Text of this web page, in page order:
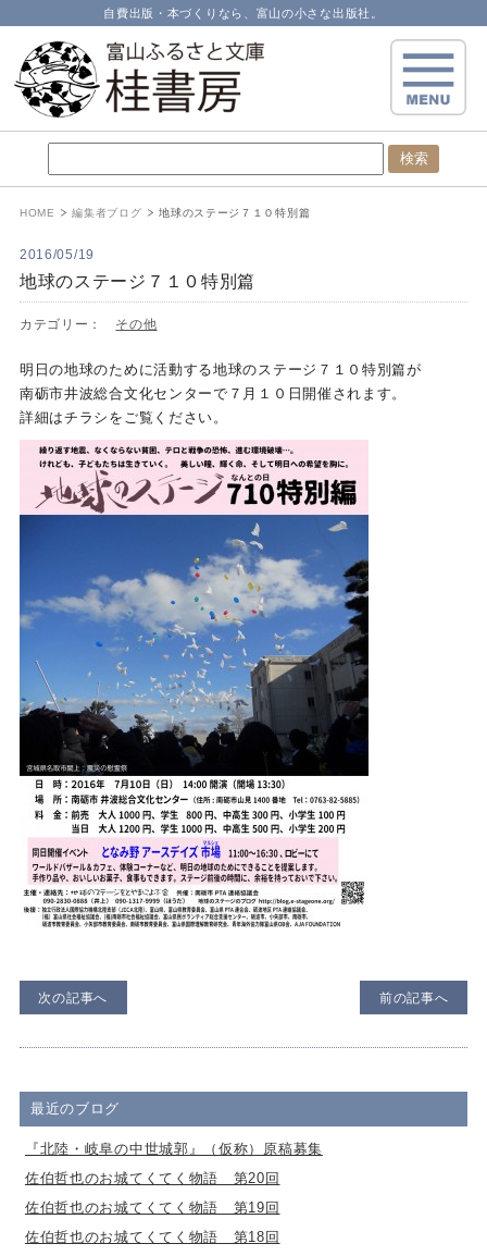
自費出版・本づくりなら、富山の小さな出版社。
HOME 編集者ブログ 地球のステージ７１０特別篇
2016/05/19
地球のステージ７１０特別篇
カテゴリー： その他
明日の地球のために活動する地球のステージ７１０特別篇が
南砺市井波総合文化センターで７月１０日開催されます。
詳細はチラシをご覧ください。
次の記事へ 前の記事へ
最近のブログ
『北陸・岐阜の中世城郭』（仮称）原稿募集
佐伯哲也のお城てくてく物語 第20回
佐伯哲也のお城てくてく物語 第19回
佐伯哲也のお城てくてく物語 第18回